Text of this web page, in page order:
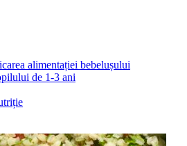
alimentației bebelușului
de 1-3 ani